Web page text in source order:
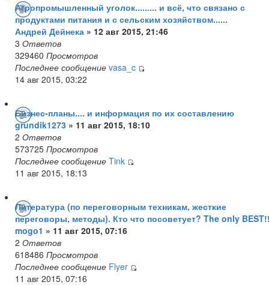
Агропромышленный уголок......... и всё, что связано с
продуктами питания и с сельским хозяйством......
Андрей Дейнека » 12 авг 2015, 21:46
3 Ответов
329460 Просмотров
Последнее сообщение vasa_c
14 авг 2015, 03:22
Бизнес-планы.... и информация по их составлению
grundik1273 » 11 авг 2015, 18:10
2 Ответов
573725 Просмотров
Последнее сообщение Tink
11 авг 2015, 18:13
Литература (по переговорным техникам, жесткие
переговоры, методы). Кто что посоветует? The only
mogo1 » 11 авг 2015, 07:16
2 Ответов
618486 Просмотров
Последнее сообщение Flyer
11 авг 2015, 07:16